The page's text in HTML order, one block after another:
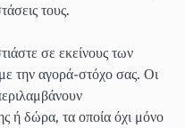
τους.
σε εκείνους των
την αγορά-στόχο σας. Οι
ή δώρα, τα οποία όχι μόνο